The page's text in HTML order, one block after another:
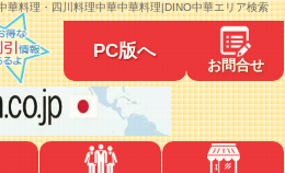
華料理・四川料理中華中華料理|DINO中華エリア検索
PC版へ
お問合せ